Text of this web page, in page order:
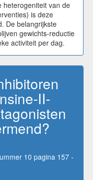
heterogeniteit van de
is deze
De belangrijkste
gewichts-reductie
activiteit per dag.
II-
10 pagina 157 -